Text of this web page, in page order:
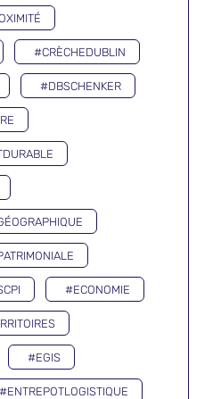
#CRÈCHEDUBLIN
#DBSCHENKER
#ECONOMIE
#EGIS
#ENTREPOTLOGISTIQUE